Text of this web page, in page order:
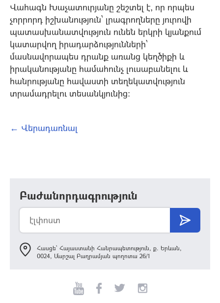
Վահագն Խաչատուրյանը շեշտել է, որ որպես
չորրորդ իշխանություն՝ լրագրողները յուրովի
պատասխանատվություն ունեն երկրի կյանքում
կատարվող իրադարձությունների՝
մասնավորապես դրանք առանց կեղծիքի և
իրականությանը համահունչ լուսաբանելու և
հանրությանը հավաստի տեղեկատվություն
տրամադրելու տեսանկյունից:
← Վերադառնալ
Բաժանորդագրություն
Հասցե՝ Հայաստանի Հանրապետություն, ք. Երևան,
0024, Մարշալ Բաղրամյան պողոտա 26/1